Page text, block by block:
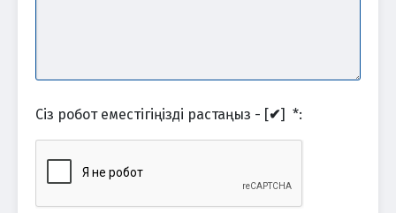
Сіз робот еместігіңізді растаңыз - [✔] *: